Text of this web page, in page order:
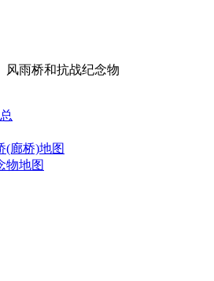
风雨桥和抗战纪念物
(廊桥)地图
物地图